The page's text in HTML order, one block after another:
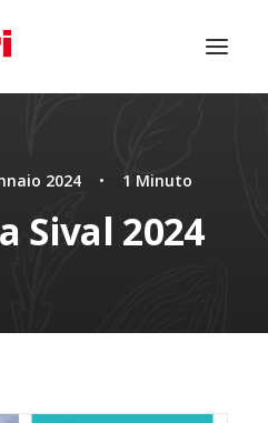
2024 • 1 Minuto
Sival 2024